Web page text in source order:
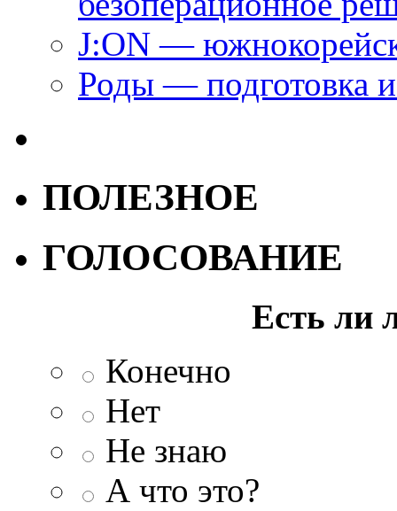
J:ON —
Роды — подготовка
ПОЛЕЗНОЕ
ГОЛОСОВАНИЕ
Есть ли
Конечно
Нет
Не знаю
А что это?